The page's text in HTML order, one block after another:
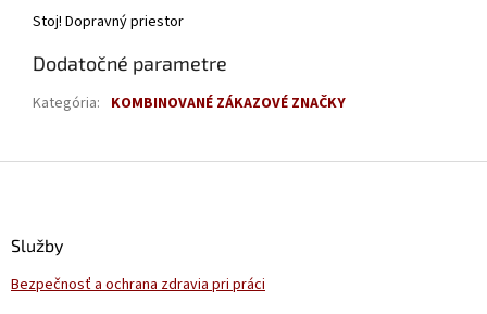
Stoj! Dopravný priestor
Dodatočné parametre
Kategória: KOMBINOVANÉ ZÁKAZOVÉ ZNAČKY
Služby
Bezpečnosť a ochrana zdravia pri práci